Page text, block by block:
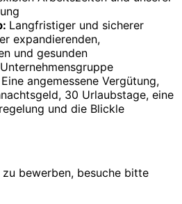
Langfristiger und sicherer
expandierenden,
und gesunden
Eine angemessene Vergütung,
30 Urlaubstage, eine
und die Blickle
bewerben, besuche bitte